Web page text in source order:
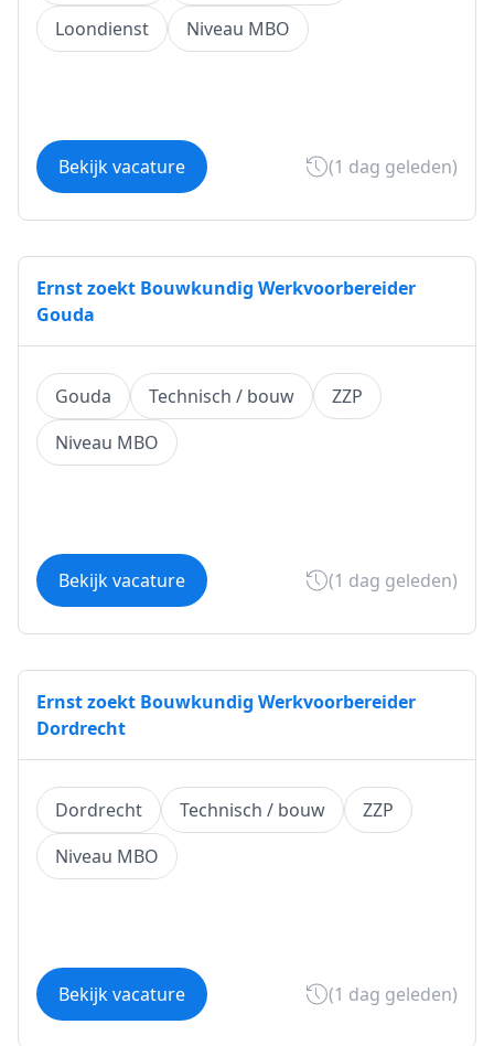
Loondienst
Niveau MBO
Bekijk vacature (1 dag geleden)
Ernst zoekt Bouwkundig Werkvoorbereider
Gouda
Gouda Technisch / bouw
ZZP
Niveau MBO
Bekijk vacature (1 dag geleden)
Ernst zoekt Bouwkundig Werkvoorbereider
Dordrecht
Dordrecht Technisch / bouw
ZZP
Niveau MBO
Bekijk vacature (1 dag geleden)